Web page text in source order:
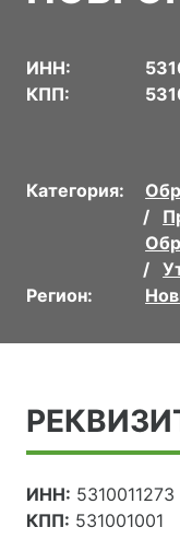
ИНН:
КПП:
Категория:
Регион:
ИНН: 5310011273
КПП: 531001001